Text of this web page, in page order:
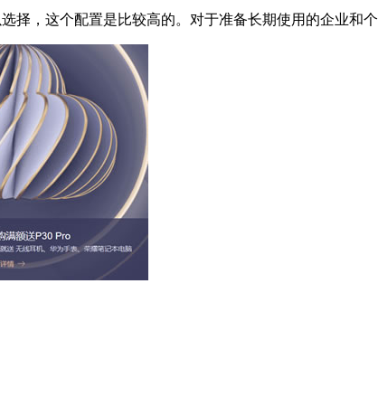
择，这个配置是比较高的。对于准备长期使用的企业和个